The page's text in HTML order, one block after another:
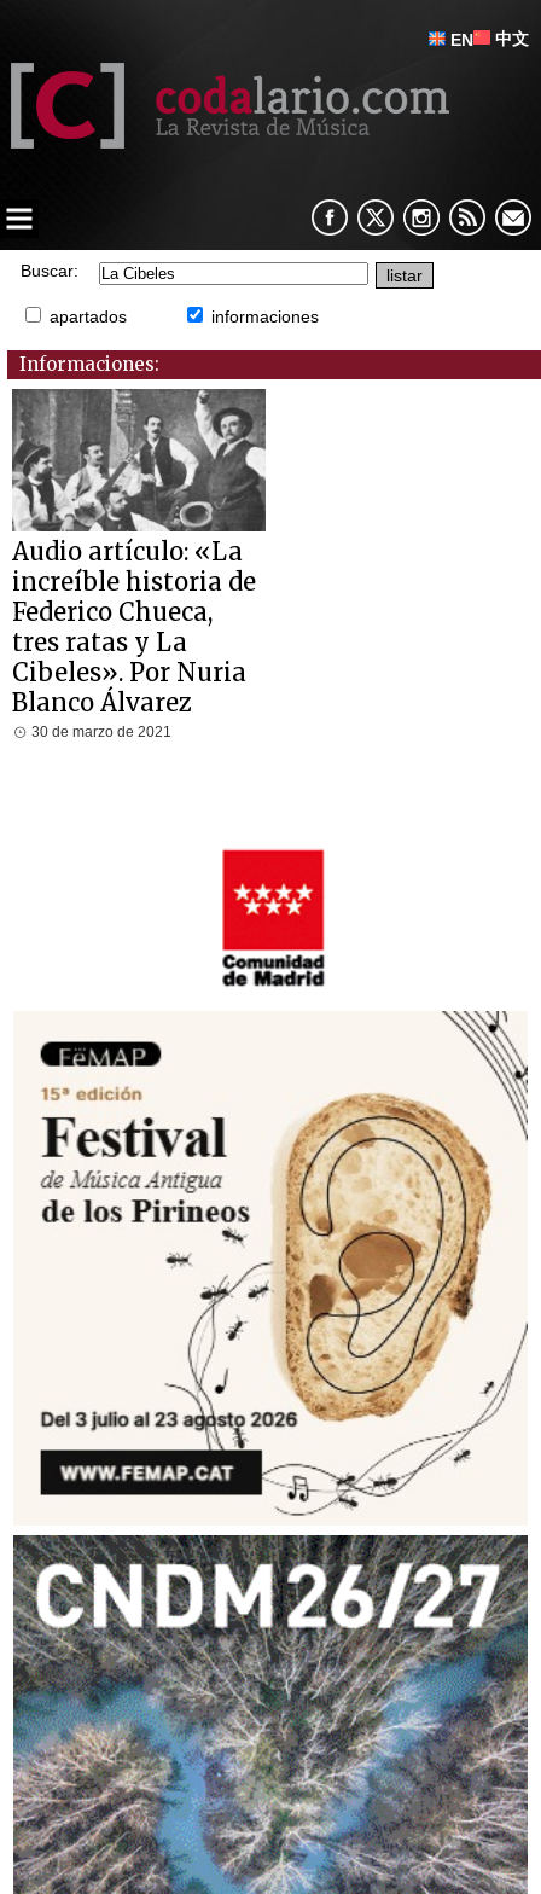
EN 中文
Buscar:
apartados informaciones
Informaciones:
Audio artículo: «La
increíble historia de
Federico Chueca,
tres ratas y La
Cibeles». Por Nuria
Blanco Álvarez
30 de marzo de 2021